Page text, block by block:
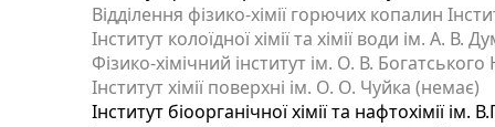
Відділення фізико-хімії горючих копалин
Інститут колоїдної хімії та хімії води ім. А.
Фізико-хімічний інститут ім. О. В.
Інститут хімії поверхні ім. О. О. Чуйка (немає)
Інститут біоорганічної хімії та нафтохімії ім.